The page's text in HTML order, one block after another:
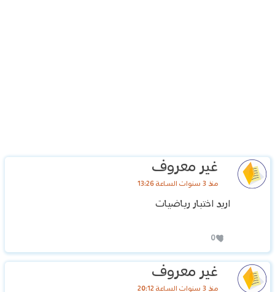
غير معروف
منذ 3 سنوات الساعة 13:26
اريد اختبار رياضيات
0
غير معروف
منذ 3 سنوات الساعة 20:12